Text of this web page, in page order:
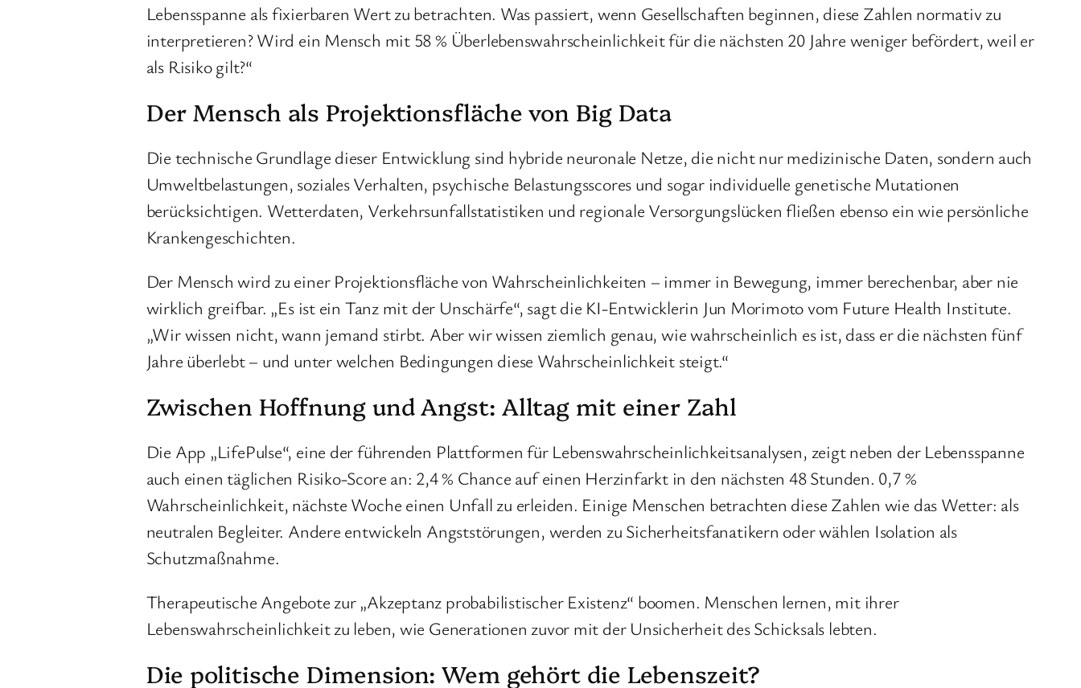
Lebensspanne als fixierbaren Wert zu betrachten. Was passiert, wenn Gesellschaften beginnen, diese Zahlen normativ zu
interpretieren? Wird ein Mensch mit 58 % Überlebenswahrscheinlichkeit für die nächsten 20 Jahre weniger befördert, weil er
als Risiko gilt?“
Der Mensch als Projektionsfläche von Big Data
Die technische Grundlage dieser Entwicklung sind hybride neuronale Netze, die nicht nur medizinische Daten, sondern auch
Umweltbelastungen, soziales Verhalten, psychische Belastungsscores und sogar individuelle genetische Mutationen
berücksichtigen. Wetterdaten, Verkehrsunfallstatistiken und regionale Versorgungslücken fließen ebenso ein wie persönliche
Krankengeschichten.
Der Mensch wird zu einer Projektionsfläche von Wahrscheinlichkeiten – immer in Bewegung, immer berechenbar, aber nie
wirklich greifbar. „Es ist ein Tanz mit der Unschärfe“, sagt die KI-Entwicklerin Jun Morimoto vom Future Health Institute.
„Wir wissen nicht, wann jemand stirbt. Aber wir wissen ziemlich genau, wie wahrscheinlich es ist, dass er die nächsten fünf
Jahre überlebt – und unter welchen Bedingungen diese Wahrscheinlichkeit steigt.“
Zwischen Hoffnung und Angst: Alltag mit einer Zahl
Die App „LifePulse“, eine der führenden Plattformen für Lebenswahrscheinlichkeitsanalysen, zeigt neben der Lebensspanne
auch einen täglichen Risiko-Score an: 2,4 % Chance auf einen Herzinfarkt in den nächsten 48 Stunden. 0,7 %
Wahrscheinlichkeit, nächste Woche einen Unfall zu erleiden. Einige Menschen betrachten diese Zahlen wie das Wetter: als
neutralen Begleiter. Andere entwickeln Angststörungen, werden zu Sicherheitsfanatikern oder wählen Isolation als
Schutzmaßnahme.
Therapeutische Angebote zur „Akzeptanz probabilistischer Existenz“ boomen. Menschen lernen, mit ihrer
Lebenswahrscheinlichkeit zu leben, wie Generationen zuvor mit der Unsicherheit des Schicksals lebten.
Die politische Dimension: Wem gehört die Lebenszeit?